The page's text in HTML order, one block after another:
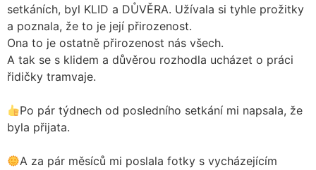
setkáních, byl KLID a DŮVĚRA. Užívala si tyhle prožitky
a poznala, že to je její přirozenost.
Ona to je ostatně přirozenost nás všech.
A tak se s klidem a důvěrou rozhodla ucházet o práci
řidičky tramvaje.
Po pár týdnech od posledního setkání mi napsala, že
byla přijata.
A za pár měsíců mi poslala fotky s vycházejícím